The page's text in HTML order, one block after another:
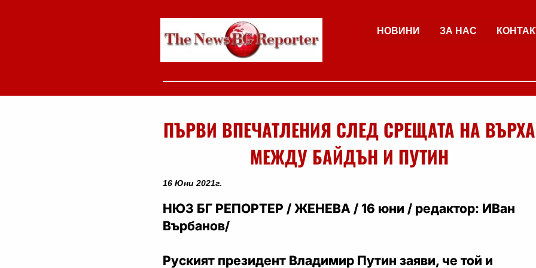
НОВИНИ ЗА НАС
ПЪРВИ ВПЕЧАТЛЕНИЯ СЛЕД СРЕЩАТА НА ВЪРХА
МЕЖДУ БАЙДЪН И ПУТИН
16 Юни 2021г.
НЮЗ БГ РЕПОРТЕР / ЖЕНЕВА / 16 юни / редактор: ИВан
Върбанов/
Руският президент Владимир Путин заяви, че той и